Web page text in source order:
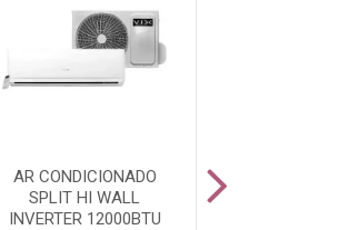
AR CONDICIONADO
SPLIT HI WALL
INVERTER 12000BTU